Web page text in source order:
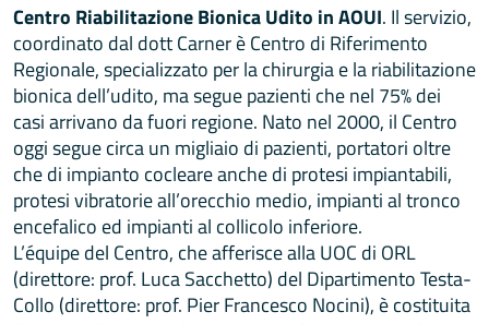
Centro Riabilitazione Bionica Udito in AOUI. Il servizio,
coordinato dal dott Carner è Centro di Riferimento
Regionale, specializzato per la chirurgia e la riabilitazione
bionica dell’udito, ma segue pazienti che nel 75% dei
casi arrivano da fuori regione. Nato nel 2000, il Centro
oggi segue circa un migliaio di pazienti, portatori oltre
che di impianto cocleare anche di protesi impiantabili,
protesi vibratorie all’orecchio medio, impianti al tronco
encefalico ed impianti al collicolo inferiore.
L’équipe del Centro, che afferisce alla UOC di ORL
(direttore: prof. Luca Sacchetto) del Dipartimento Testa-
Collo (direttore: prof. Pier Francesco Nocini), è costituita